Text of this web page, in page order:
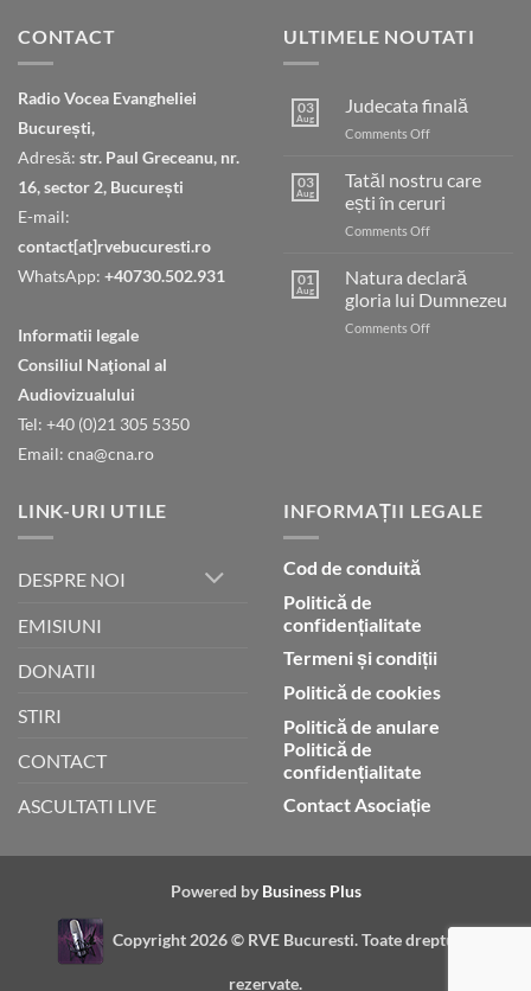
CONTACT
Radio Vocea Evangheliei
București,
Adresă: str. Paul Greceanu, nr.
16, sector 2, București
E-mail:
contact[at]rvebucuresti.ro
WhatsApp: +40730.502.931
Informatii legale
Consiliul Naţional al
Audiovizualului
Tel: +40 (0)21 305 5350
Email: cna@cna.ro
ULTIMELE NOUTATI
03
Aug
Judecata finală
Comments Offon
03
Aug
Tatăl nostru care
ești în ceruri
Comments Offon
nostru
care
ești
în
01
Aug
Natura declară
gloria lui Dumnezeu
Comments Offon
LINK-URI UTILE
DESPRE NOI
EMISIUNI
DONATII
STIRI
CONTACT
ASCULTATI LIVE
INFORMAȚII LEGALE
Cod de conduită
Politică de
confidențialitate
Termeni și condiții
Politică de cookies
Politică de anulare
Politică de
confidențialitate
Contact Asociație
Powered by Business Plus
Copyright 2026 © RVE Bucuresti. Toate drepturile
rezervate.